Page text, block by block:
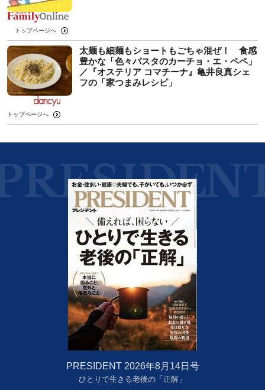
トップページへ
太麺も細麺もショートもごちゃ混ぜ！ 食感
豊かな「色々パスタのカーチョ・エ・ペペ」
／『オステリア コマチーナ』亀井良真シェ
フの「家つまみレシピ」
トップページへ
PRESIDENT 2026年8月14日号
ひとりで生きる老後の「正解」